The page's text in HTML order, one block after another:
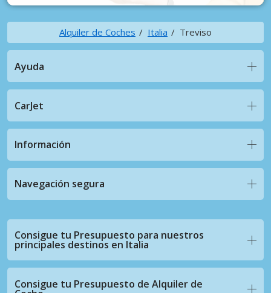
Alquiler de Coches Italia Treviso
Ayuda
CarJet
Información
Navegación segura
Consigue tu Presupuesto para nuestros
principales destinos en Italia
Consigue tu Presupuesto de Alquiler de